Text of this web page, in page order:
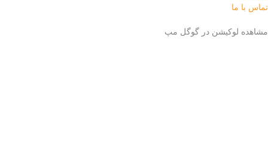
تماس با ما
مشاهده لوکیشن در گوگل مپ